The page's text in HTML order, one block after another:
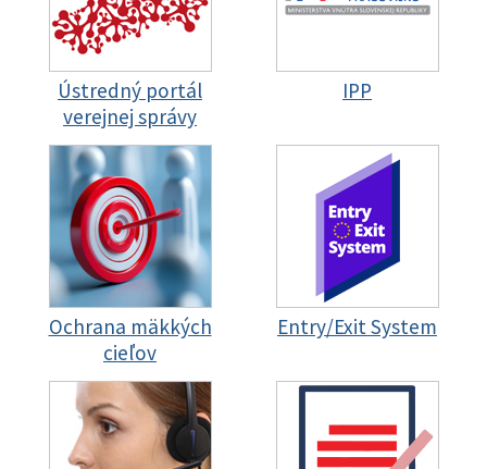
Ústredný portál
verejnej správy
IPP
Ochrana mäkkých
cieľov
Entry/Exit System